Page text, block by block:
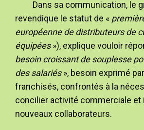
Dans sa communication, le
revendique le statut de «
européenne de distributeurs de
équipées»), explique vouloir
besoin croissant de souplesse
des salariés», besoin exprimé
franchisés, confrontés à la
concilier activité commerciale et
nouveaux collaborateurs.